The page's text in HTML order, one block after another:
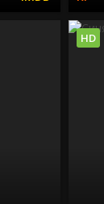
HD